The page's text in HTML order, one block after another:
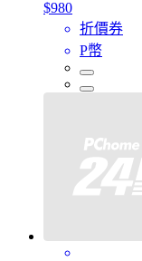
$980
折價券
P幣